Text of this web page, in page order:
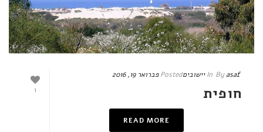
1
Byasaf
In יישוביםPosted פברואר 19, 2016
חופית
READ MORE